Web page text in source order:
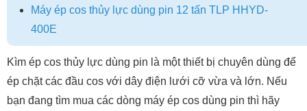
Máy ép cos thủy lực dùng pin 12 tấn TLP HHYD-
400E
Kìm ép cos thủy lực dùng pin là một thiết bị chuyên dùng để
ép chặt các đầu cos với dây điện lưới cỡ vừa và lớn. Nếu
bạn đang tìm mua các dòng máy ép cos dùng pin thì hãy